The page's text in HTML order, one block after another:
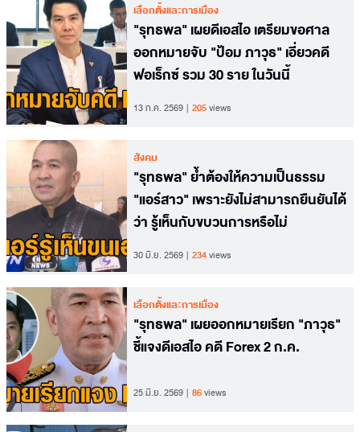
เลือกตั้งและการเมือง
"รุทธพล" เผยดีเอสไอ เตรียมขอศาล
ออกหมายจับ "ป้อม ภาวุธ" เอี่ยวคดี
ฟอเร็กซ์ รวม 30 ราย ในวันนี้
13 ก.ค. 2569 205views
สังคม
"รุทธพล" ย้ำต้องให้ความเป็นธรรม
"แอร์สาว" เพราะยังไม่สามารถยืนยันได้
ว่า รู้เห็นกับขบวนการหรือไม่
30 มิ.ย. 2569 234views
เลือกตั้งและการเมือง
"รุทธพล" เผยออกหมายเรียก "ภาวุธ"
ชี้แจงดีเอสไอ คดี Forex 2 ก.ค.
25 มิ.ย. 2569 86views